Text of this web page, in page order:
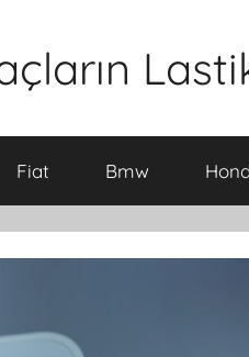
Fiat Bmw